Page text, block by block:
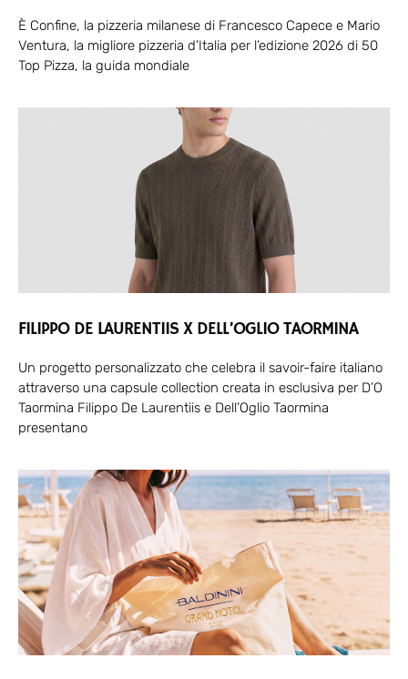
È Confine, la pizzeria milanese di Francesco Capece e Mario
Ventura, la migliore pizzeria d’Italia per l’edizione 2026 di 50
Top Pizza, la guida mondiale
FILIPPO DE LAURENTIIS X DELL’OGLIO TAORMINA
Un progetto personalizzato che celebra il savoir-faire italiano
attraverso una capsule collection creata in esclusiva per D’O
Taormina Filippo De Laurentiis e Dell’Oglio Taormina
presentano